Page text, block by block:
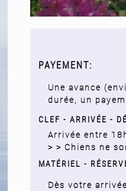
PAYEMENT:
Une avance
durée, un
CLEF - ARRIVÉE -
Arrivée entre
> > Chiens ne
MATÉRIEL -
Dès votre